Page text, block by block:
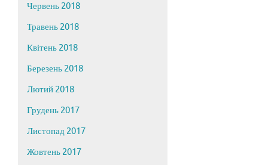
Червень 2018
Травень 2018
Квітень 2018
Березень 2018
Лютий 2018
Грудень 2017
Листопад 2017
Жовтень 2017